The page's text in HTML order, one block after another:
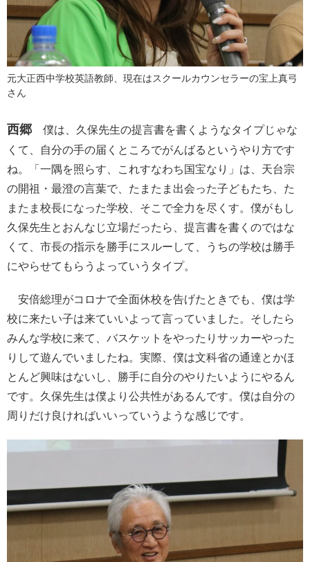
元大正西中学校英語教師、現在はスクールカウンセラーの宝上真弓
さん
西郷 僕は、久保先生の提言書を書くようなタイプじゃな
くて、自分の手の届くところでがんばるというやり方です
ね。「一隅を照らす、これすなわち国宝なり」は、天台宗
の開祖・最澄の言葉で、たまたま出会った子どもたち、た
またま校長になった学校、そこで全力を尽くす。僕がもし
久保先生とおんなじ立場だったら、提言書を書くのではな
くて、市長の指示を勝手にスルーして、うちの学校は勝手
にやらせてもらうよっていうタイプ。
安倍総理がコロナで全面休校を告げたときでも、僕は学
校に来たい子は来ていいよって言っていました。そしたら
みんな学校に来て、バスケットをやったりサッカーやった
りして遊んでいましたね。実際、僕は文科省の通達とかほ
とんど興味はないし、勝手に自分のやりたいようにやるん
です。久保先生は僕より公共性があるんです。僕は自分の
周りだけ良ければいいっていうような感じです。